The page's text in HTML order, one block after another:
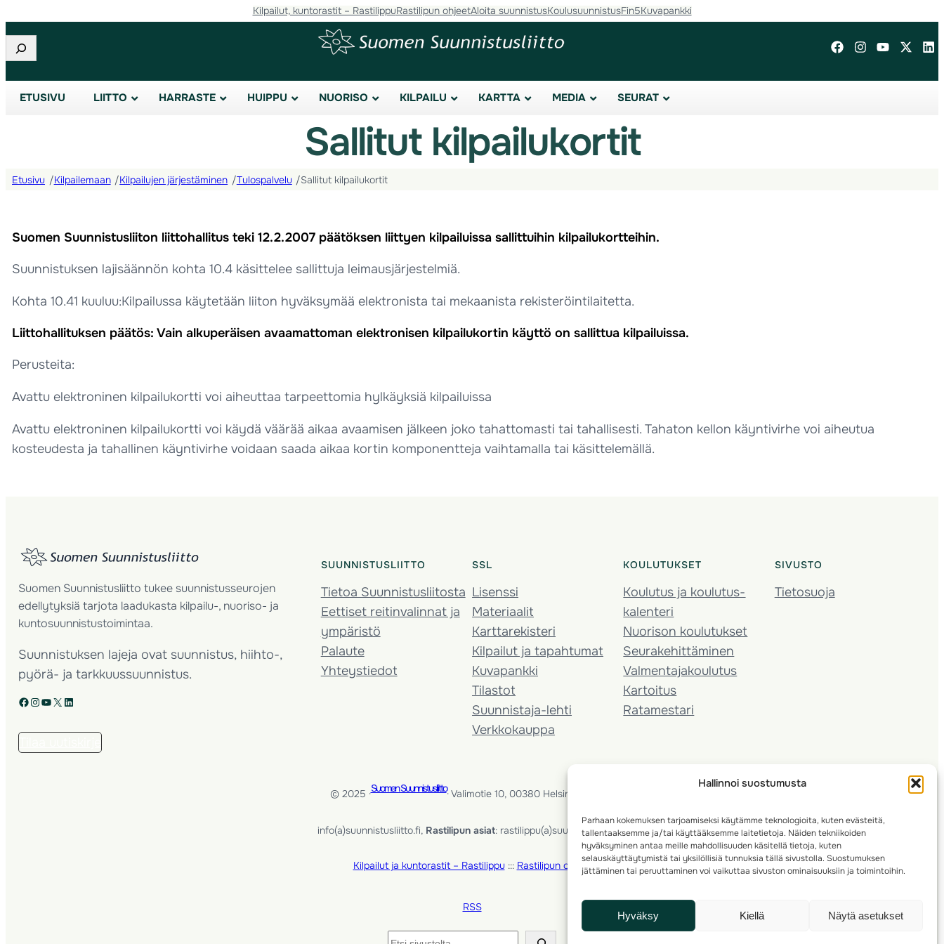
Hallinnoi suostumusta
Parhaan kokemuksen tarjoamiseksi käytämme teknologioita, kuten evästeitä,
tallentaaksemme ja/tai käyttääksemme laitetietoja. Näiden tekniikoiden
hyväksyminen antaa meille mahdollisuuden käsitellä tietoja, kuten
selauskäyttäytymistä tai yksilöllisiä tunnuksia tällä sivustolla. Suostumuksen
jättäminen tai peruuttaminen voi vaikuttaa sivuston ominaisuuksiin ja toimintoihin.
Hyväksy Kiellä Näytä asetukset
Kilpailut, kuntorastit – RastilippuRastilipun ohjeetAloita suunnistusKoulusuunnistusFin5Kuvapankki
Etsi
ETUSIVU LIITTO HARRASTE HUIPPU NUORISO KILPAILU KARTTA MEDIA SEURAT
Sallitut kilpailukortit
Etusivu /Kilpailemaan /Kilpailujen järjestäminen /Tulospalvelu /Sallitut kilpailukortit
Suomen Suunnistusliiton liittohallitus teki 12.2.2007 päätöksen liittyen kilpailuissa sallittuihin kilpailukortteihin.
Suunnistuksen lajisäännön kohta 10.4 käsittelee sallittuja leimausjärjestelmiä.
Kohta 10.41 kuuluu:Kilpailussa käytetään liiton hyväksymää elektronista tai mekaanista rekisteröintilaitetta.
Liittohallituksen päätös: Vain alkuperäisen avaamattoman elektronisen kilpailukortin käyttö on sallittua kilpailuissa.
Perusteita:
Avattu elektroninen kilpailukortti voi aiheuttaa tarpeettomia hylkäyksiä kilpailuissa
Avattu elektroninen kilpailukortti voi käydä väärää aikaa avaamisen jälkeen joko tahattomasti tai tahallisesti. Tahaton kellon käyntivirhe voi aiheutua
kosteudesta ja tahallinen käyntivirhe voidaan saada aikaa kortin komponentteja vaihtamalla tai käsittelemällä.
Suomen Suunnistusliitto tukee suunnistusseurojen
edellytyksiä tarjota laadukasta kilpailu-, nuoriso- ja
kuntosuunnistustoimintaa.
Suunnistuksen lajeja ovat suunnistus, hiihto-,
pyörä- ja tarkkuussuunnistus.
Facebook Instagram YouTube X LinkedIn
SUUNNISTUSLIITTO
Tietoa Suunnistusliitosta
Eettiset reitinvalinnat ja
ympäristö
Palaute
Yhteystiedot
SSL
Lisenssi
Materiaalit
Karttarekisteri
Kilpailut ja tapahtumat
Kuvapankki
Tilastot
Suunnistaja-lehti
Verkkokauppa
KOULUTUKSET
Koulutus ja koulutus­
kalenteri
Nuorison koulutukset
Seura­kehittäminen
Valmentaja­koulutus
Kartoitus
Ratamestari
SIVUSTO
Tietosuoja
© 2025 ·Suomen Suunnistusliitto· Valimotie 10, 00380 Helsinki, Finland
info(a)suunnistusliitto.fi, Rastilipun asiat: rastilippu(a)suunnistusliitto.fi
Kilpailut ja kuntorastit – Rastilippu::: Rastilipun ohjeet
RSS
Etsi